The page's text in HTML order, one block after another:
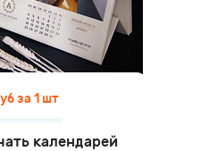
за 1 шт
календарей